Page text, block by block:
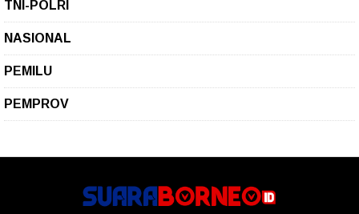
TNI-POLRI
NASIONAL
PEMILU
PEMPROV